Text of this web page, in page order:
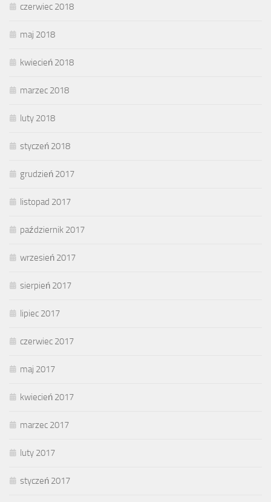
czerwiec 2018
maj 2018
kwiecień 2018
marzec 2018
luty 2018
styczeń 2018
grudzień 2017
listopad 2017
październik 2017
wrzesień 2017
sierpień 2017
lipiec 2017
czerwiec 2017
maj 2017
kwiecień 2017
marzec 2017
luty 2017
styczeń 2017